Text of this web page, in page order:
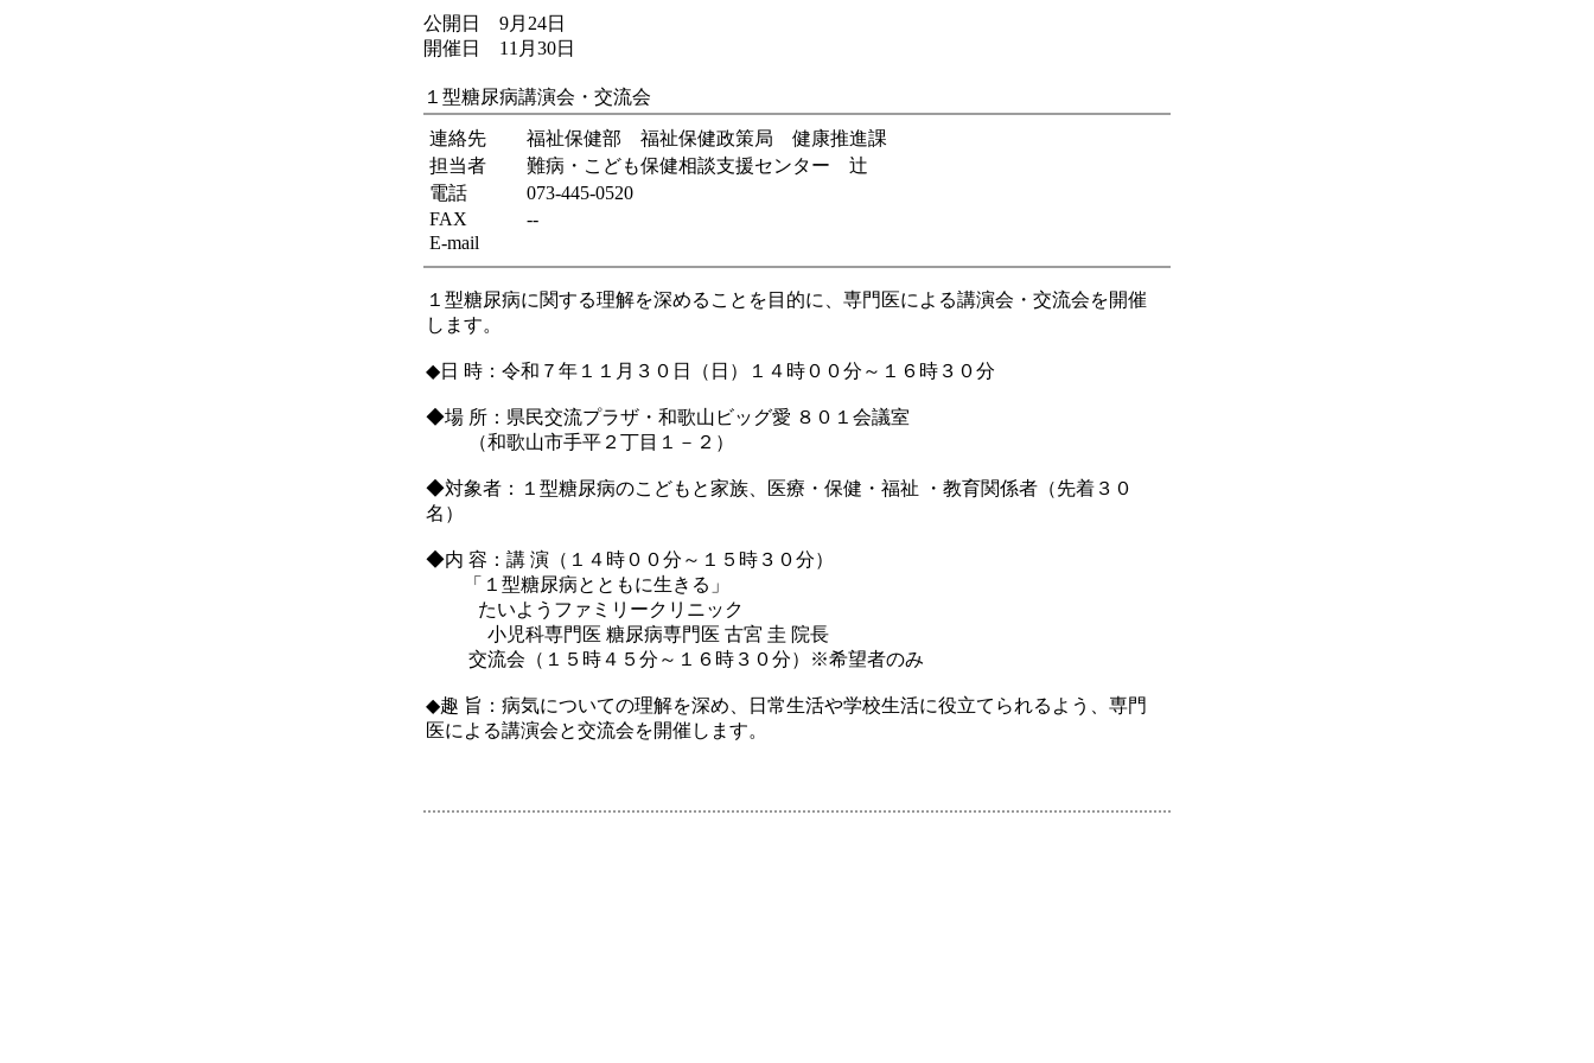
公開日 9月24日
開催日 11月30日
１型糖尿病講演会・交流会
連絡先
福祉保健部 福祉保健政策局 健康推進課
担当者
難病・こども保健相談支援センター 辻
電話
073-445-0520
FAX
--
E-mail
１型糖尿病に関する理解を深めることを目的に、専門医による講演会・交流会を開催
します。
◆日 時：令和７年１１月３０日（日）１４時００分～１６時３０分
◆場 所：県民交流プラザ・和歌山ビッグ愛 ８０１会議室
（和歌山市手平２丁目１－２）
◆対象者：１型糖尿病のこどもと家族、医療・保健・福祉 ・教育関係者（先着３０
名）
◆内 容：講 演（１４時００分～１５時３０分）
「１型糖尿病とともに生きる」
たいようファミリークリニック
小児科専門医 糖尿病専門医 古宮 圭 院長
交流会（１５時４５分～１６時３０分）※希望者のみ
◆趣 旨：病気についての理解を深め、日常生活や学校生活に役立てられるよう、専門
医による講演会と交流会を開催します。